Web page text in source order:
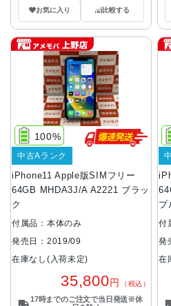
お気に入り 比較する
iPhone11 Apple版SIMフリー
64GB MHDA3J/A A2221 ブラッ
ク
100%
中古Aランク
付属品：本体のみ
発売日：2019/09
在庫なし(入荷未定)
35,800円 （税込）
17時までのご注文で当日発送※休
プ
付
発
在